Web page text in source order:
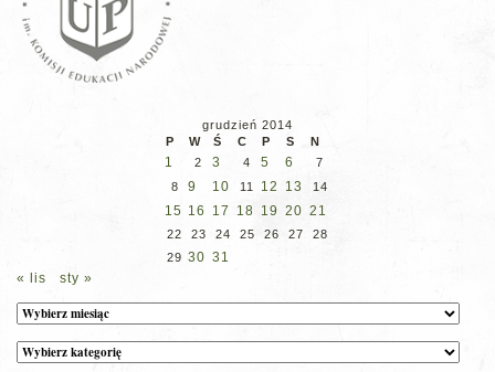
grudzień 2014
P
W Ś C P S N
1 2 3 4 5 6
7
8
9 10 11 12 13 14
15 16 17 18 19 20 21
22 23 24 25 26 27
28
29 30 31
« lis
sty »
Archiwum
Kategorie
wpisów